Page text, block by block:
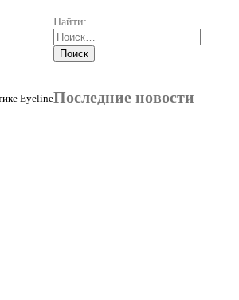
Eyeline
Найти:
Последние новости